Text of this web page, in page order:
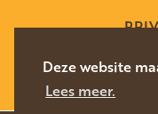
Deze website
Lees meer.WEBSITE